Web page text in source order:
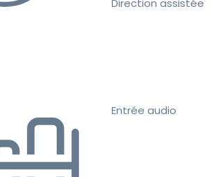
Entrée audio